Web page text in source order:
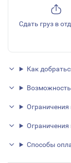
Сдать груз в
Как
Ограничения
Ограничения
Способы